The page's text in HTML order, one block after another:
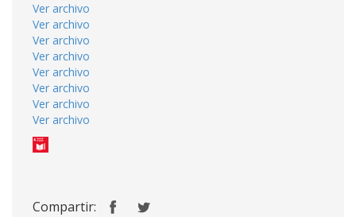
Ver archivo
Ver archivo
Ver archivo
Ver archivo
Ver archivo
Ver archivo
Ver archivo
Ver archivo
Compartir: